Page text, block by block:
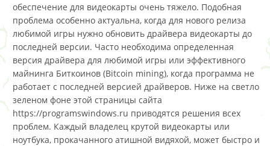
обеспечение для видеокарты очень тяжело. Подобная
проблема особенно актуальна, когда для нового релиза
любимой игры нужно обновить драйвера видеокарты до
последней версии. Часто необходима определенная
версия драйвера для любимой игры или эффективного
майнинга Биткоинов (Bitcoin mining), когда программа не
работает с последней версией драйверов. Ниже на светло
зеленом фоне этой страницы сайта
https://programswindows.ru приводятся решения всех
проблем. Каждый владелец крутой видеокарты или
ноутбука, прокачанного атишной видяхой, может быстро и